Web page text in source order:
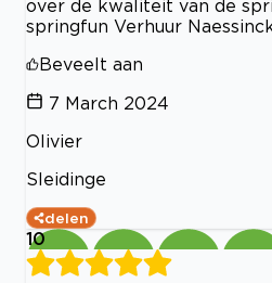
over de kwaliteit van de
springfun Verhuur
Beveelt aan
7 March 2024
Olivier
Sleidinge
delen
10